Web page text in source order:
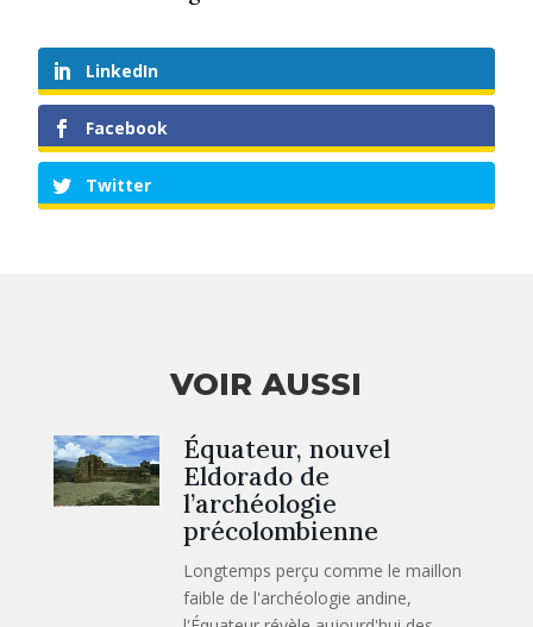
LinkedIn
Facebook
Twitter
VOIR AUSSI
Équateur, nouvel
Eldorado de
l’archéologie
précolombienne
Longtemps perçu comme le maillon
faible de l'archéologie andine,